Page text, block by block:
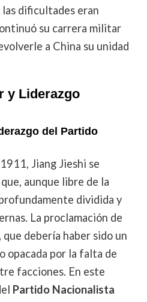
dificultades eran
su carrera militar
a China su unidad
y Liderazgo
del Partido
Jiang Jieshi se
aunque libre de la
dividida y
La proclamación de
debería haber sido un
opacada por la falta de
facciones. En este
Partido Nacionalista